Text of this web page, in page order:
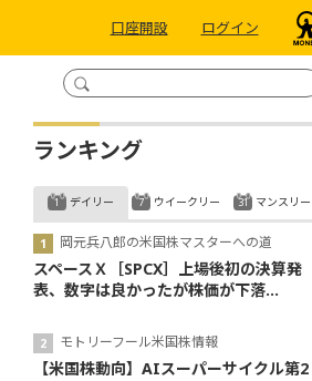
口座開設 ログイン
ランキング
デイリー
岡元兵八郎の米国株マスターへの道
スペースＸ［SPCX］上場後初の決算発
表、数字は良かったが株価が下落...
モトリーフール米国株情報
【米国株動向】AIスーパーサイクル第2
ウイークリー マンスリー